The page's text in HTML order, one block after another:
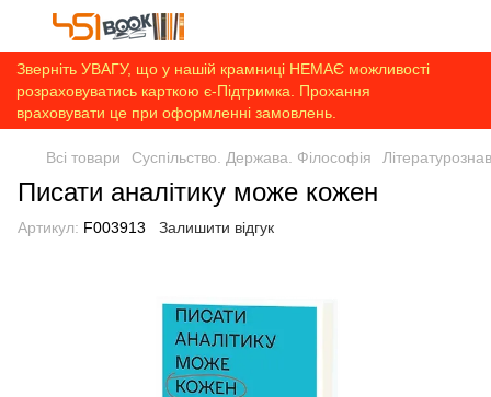
Зверніть УВАГУ, що у нашій крамниці НЕМАЄ можливості
розраховуватись карткою є-Підтримка. Прохання
враховувати це при оформленні замовлень.
Всі товари Суспільство. Держава. Філософія
Писати аналітику може кожен
Артикул: F003913 Залишити відгук